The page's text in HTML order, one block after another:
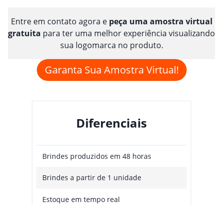
Entre em contato agora e peça uma amostra virtual
gratuita para ter uma melhor experiência visualizando
sua logomarca no produto.
Garanta Sua Amostra Virtual!
Diferenciais
Brindes produzidos em 48 horas
Brindes a partir de 1 unidade
Estoque em tempo real